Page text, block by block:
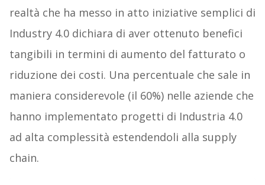
realtà che ha messo in atto iniziative semplici di
Industry 4.0 dichiara di aver ottenuto benefici
tangibili in termini di aumento del fatturato o
riduzione dei costi. Una percentuale che sale in
maniera considerevole (il 60%) nelle aziende che
hanno implementato progetti di Industria 4.0
ad alta complessità estendendoli alla supply
chain.